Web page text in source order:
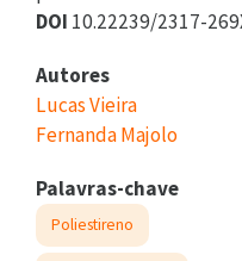
DOI 10.22239/2317-
Autores
Lucas Vieira
Fernanda Majolo
Palavras-chave
Poliestireno